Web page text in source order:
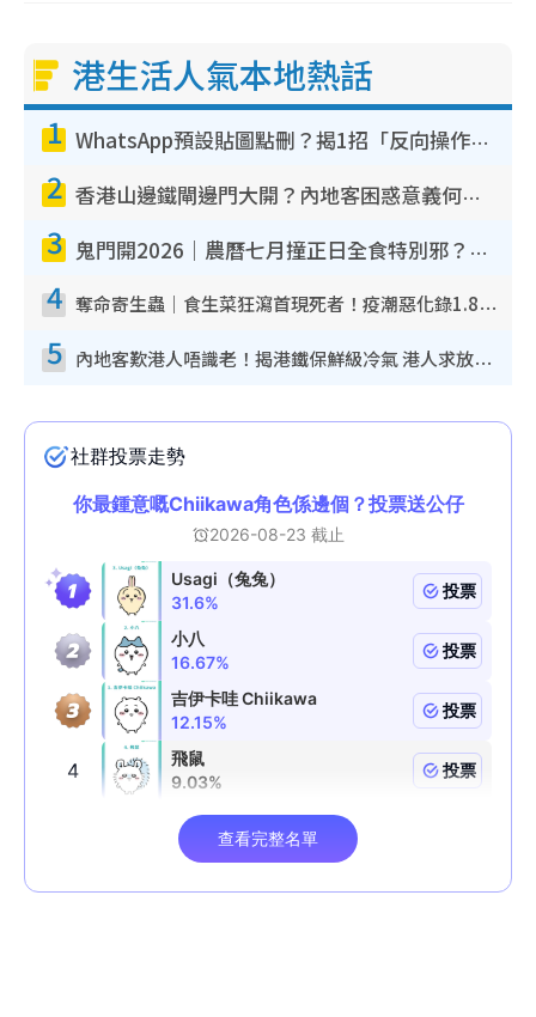
港生活人氣本地熱話
1 WhatsApp預設貼圖點刪？揭1招「反向操作」還原簡潔介面 附3步實測教學
2 香港山邊鐵閘邊門大開？內地客困惑意義何在！網民神回覆：呢種叫法理性防禦
3 鬼門開2026｜農曆七月撞正日全食特別邪？專家警告切忌做一事！揭4大禁忌+2招保平安
4 奪命寄生蟲｜食生菜狂瀉首現死者！疫潮惡化錄1.8萬宗病例 揭洗菜3大謬誤
5 內地客歎港人唔識老！揭港鐵保鮮級冷氣 港人求放過：咪投訴